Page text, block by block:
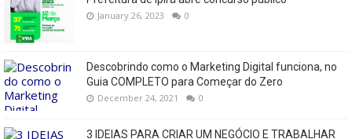
January 26, 2023 0
Descobrindo como o Marketing Digital funciona, no
Guia COMPLETO para Começar do Zero
December 24, 2021 0
3 IDEIAS PARA CRIAR UM NEGÓCIO E TRABALHAR